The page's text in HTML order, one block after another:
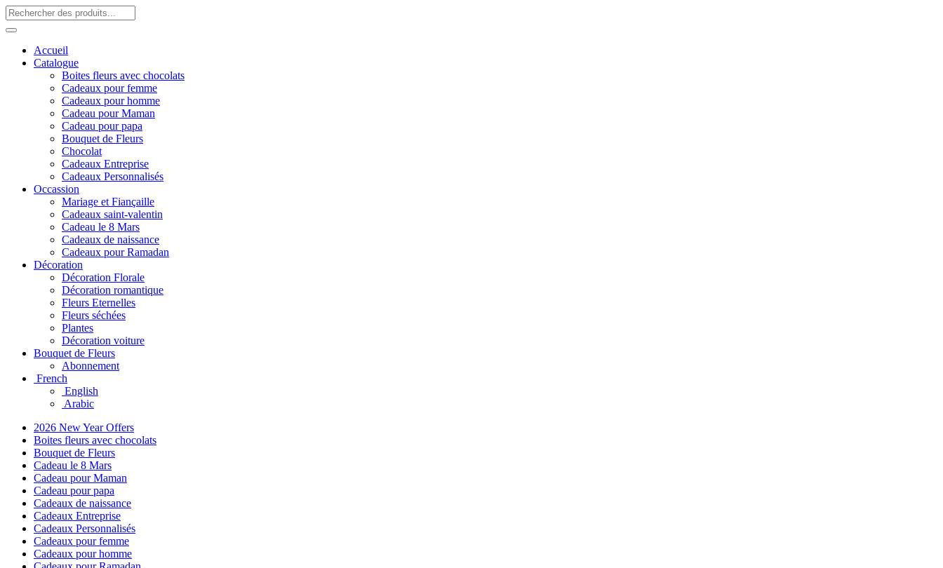
Accueil
Catalogue
Boites fleurs avec chocolats
Cadeaux pour femme
Cadeaux pour homme
Cadeau pour Maman
Cadeau pour papa
Bouquet de Fleurs
Chocolat
Cadeaux Entreprise
Cadeaux Personnalisés
Occassion
Mariage et Fiançaille
Cadeaux saint-valentin
Cadeau le 8 Mars
Cadeaux de naissance
Cadeaux pour Ramadan
Décoration
Décoration Florale
Décoration romantique
Fleurs Eternelles
Fleurs séchées
Plantes
Décoration voiture
Bouquet de Fleurs
Abonnement
French
English
Arabic
2026 New Year Offers
Boites fleurs avec chocolats
Bouquet de Fleurs
Cadeau le 8 Mars
Cadeau pour Maman
Cadeau pour papa
Cadeaux de naissance
Cadeaux Entreprise
Cadeaux Personnalisés
Cadeaux pour femme
Cadeaux pour homme